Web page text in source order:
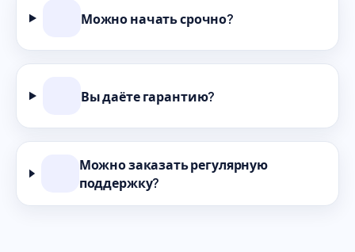
Можно начать срочно?
Вы даёте гарантию?
Можно заказать регулярную
поддержку?